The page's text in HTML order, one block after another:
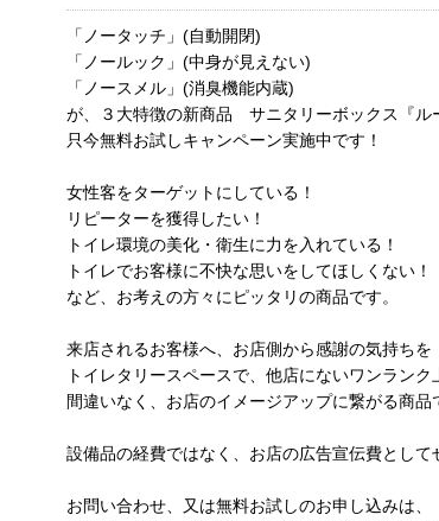
「ノータッチ」(自動開閉)
「ノールック」(中身が見えない)
「ノースメル」(消臭機能内蔵)
が、３大特徴の新商品 サニタリーボックス『ル
只今無料お試しキャンペーン実施中です！
女性客をターゲットにしている！
リピーターを獲得したい！
トイレ環境の美化・衛生に力を入れている！
トイレでお客様に不快な思いをしてほしくない！
など、お考えの方々にピッタリの商品です。
来店されるお客様へ、お店側から感謝の気持ちを
トイレタリースペースで、他店にないワンランク
間違いなく、お店のイメージアップに繋がる商品
設備品の経費ではなく、お店の広告宣伝費として
お問い合わせ、又は無料お試しのお申し込みは、